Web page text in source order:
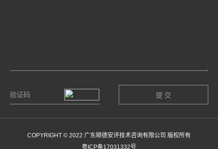
COPYRIGHT © 2022 广东顺德安评技术咨询有限公司 版权所有
粤ICP备17031332号